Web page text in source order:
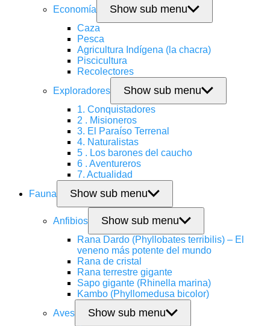
Economía Show sub menu
Caza
Pesca
Agricultura Indígena (la chacra)
Piscicultura
Recolectores
Exploradores
Show sub menu
1. Conquistadores
2 . Misioneros
3. El Paraíso Terrenal
4. Naturalistas
5 . Los barones del caucho
6 . Aventureros
7. Actualidad
Fauna
Show sub menu
Anfibios Show sub menu
Rana Dardo (Phyllobates terribilis) – El
veneno más potente del mundo
Rana de cristal
Rana terrestre gigante
Sapo gigante (Rhinella marina)
Kambo (Phyllomedusa bicolor)
Aves
Show sub menu